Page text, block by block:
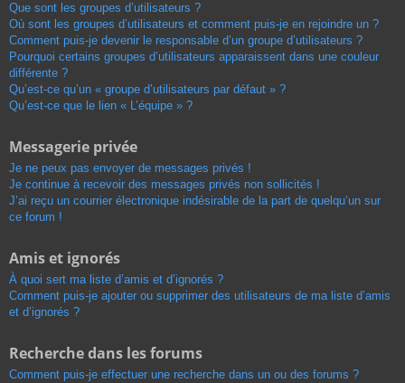
Que sont les groupes d’utilisateurs ?
Où sont les groupes d’utilisateurs et comment puis-je en rejoindre un ?
Comment puis-je devenir le responsable d’un groupe d’utilisateurs ?
Pourquoi certains groupes d’utilisateurs apparaissent dans une couleur
différente ?
Qu’est-ce qu’un « groupe d’utilisateurs par défaut » ?
Qu’est-ce que le lien « L’équipe » ?
Messagerie privée
Je ne peux pas envoyer de messages privés !
Je continue à recevoir des messages privés non sollicités !
J’ai reçu un courrier électronique indésirable de la part de quelqu’un sur
ce forum !
Amis et ignorés
À quoi sert ma liste d’amis et d’ignorés ?
Comment puis-je ajouter ou supprimer des utilisateurs de ma liste d’amis
et d’ignorés ?
Recherche dans les forums
Comment puis-je effectuer une recherche dans un ou des forums ?